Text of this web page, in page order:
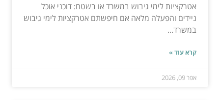
אטרקציות לימי גיבוש במשרד או בשטח: דוכני אוכל
ניידים והפעלה מלאה אם חיפשתם אטרקציות לימי גיבוש
במשרד...
קרא עוד »
אפר 09, 2026